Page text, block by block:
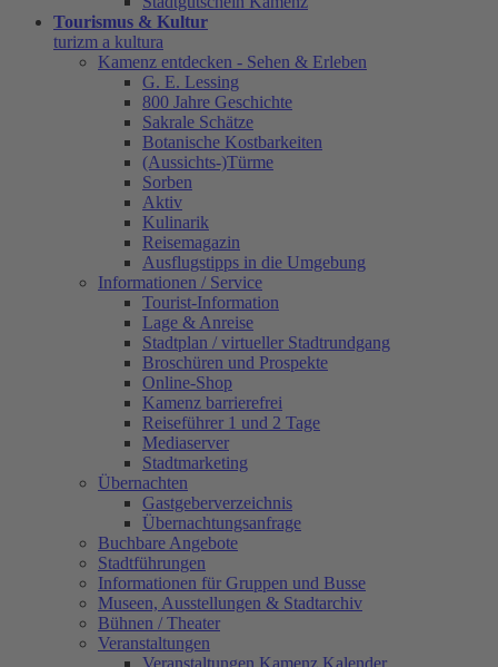
Tourismus & Kultur
turizm a kultura
Kamenz entdecken - Sehen & Erleben
G. E. Lessing
800 Jahre Geschichte
Sakrale Schätze
Botanische Kostbarkeiten
(Aussichts-)Türme
Sorben
Aktiv
Kulinarik
Reisemagazin
Ausflugstipps in die Umgebung
Informationen / Service
Tourist-Information
Lage & Anreise
Stadtplan / virtueller Stadtrundgang
Broschüren und Prospekte
Online-Shop
Kamenz barrierefrei
Reiseführer 1 und 2 Tage
Mediaserver
Stadtmarketing
Übernachten
Gastgeberverzeichnis
Übernachtungsanfrage
Buchbare Angebote
Stadtführungen
Informationen für Gruppen und Busse
Museen, Ausstellungen & Stadtarchiv
Bühnen / Theater
Veranstaltungen
Veranstaltungen Kamenz Kalender